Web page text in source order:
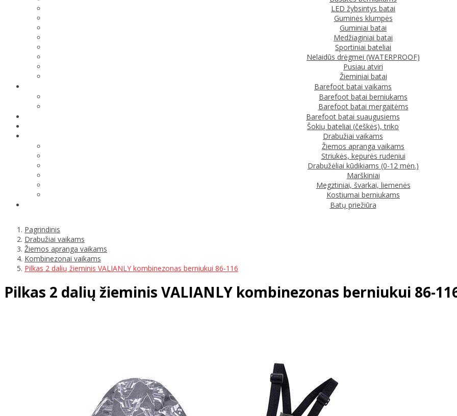
LED žybsintys batai
Guminės klumpės
Guminiai batai
Medžiaginiai batai
Sportiniai bateliai
Nelaidūs drėgmei (WATERPROOF)
Pusiau atviri
Žieminiai batai
Barefoot batai vaikams
Barefoot batai berniukams
Barefoot batai mergaitėms
Barefoot batai suaugusiems
Šokių bateliai (češkės), triko
Drabužiai vaikams
Žiemos apranga vaikams
Striukės, kepurės rudeniui
Drabužėliai kūdikiams (0-12 mėn.)
Marškiniai
Megztiniai, švarkai, liemenės
Kostiumai berniukams
Batų priežiūra
Pagrindinis
Drabužiai vaikams
Žiemos apranga vaikams
Kombinezonai vaikams
Pilkas 2 dalių žieminis VALIANLY kombinezonas berniukui 86-116
Pilkas 2 dalių žieminis VALIANLY kombinezonas berniukui 86-